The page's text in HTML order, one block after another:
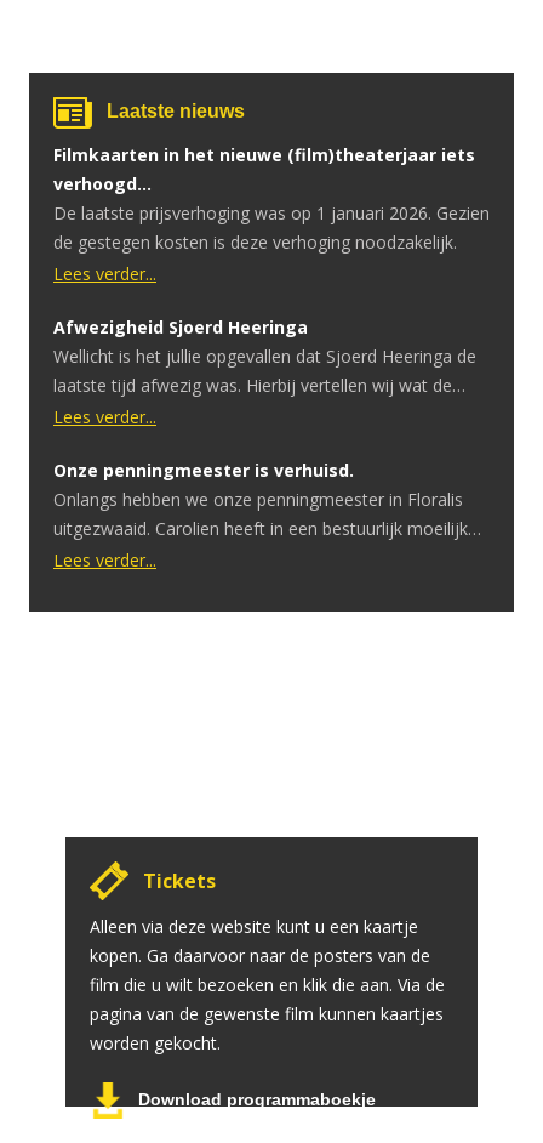
Laatste nieuws
Filmkaarten in het nieuwe (film)theaterjaar iets
verhoogd…
De laatste prijsverhoging was op 1 januari 2026. Gezien
de gestegen kosten is deze verhoging noodzakelijk.
Lees verder...
Afwezigheid Sjoerd Heeringa
Wellicht is het jullie opgevallen dat Sjoerd Heeringa de
laatste tijd afwezig was. Hierbij vertellen wij wat de
reden hiervoor is. Sjoerd heeft onlangs te horen
heeft hij hier een geslaagde operatie voor gehad.
Ondanks dat de operatie goed is verlopen is er uitval in
spraak en motoriek. […]
Lees verder...
Onze penningmeester is verhuisd.
Onlangs hebben we onze penningmeester in Floralis
uitgezwaaid. Carolien heeft in een bestuurlijk moeilijke
periode het penningmeesterschap overgenomen.
om vervolgens helemaal te stoppen. Zonder inkomsten
Lees verder...
Tickets
Alleen via deze website kunt u een kaartje
kopen. Ga daarvoor naar de posters van de
film die u wilt bezoeken en klik die aan. Via de
pagina van de gewenste film kunnen kaartjes
worden gekocht.
Download programmaboekje